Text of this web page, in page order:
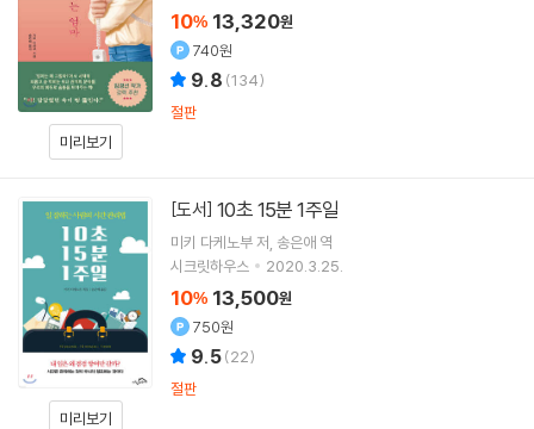
미리보기
10% 13,320원
740원
9.8 (134)
절판
미리보기
[도서] 10초 15분 1주일
미키 다케노부저 송은애 역
시크릿하우스
2020.3.25.
10% 13,500원
750원
9.5(22)
절판